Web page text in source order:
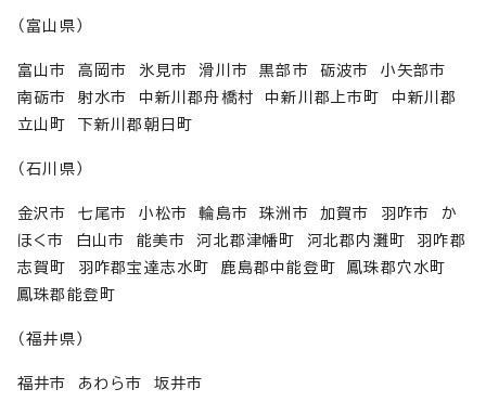
（富山県）
富山市 高岡市 氷見市 滑川市 黒部市 砺波市 小矢部市
南砺市 射水市 中新川郡舟橋村 中新川郡上市町 中新川郡
立山町 下新川郡朝日町
（石川県）
金沢市 七尾市 小松市 輪島市 珠洲市 加賀市 羽咋市 か
ほく市 白山市 能美市 河北郡津幡町 河北郡内灘町 羽咋郡
志賀町 羽咋郡宝達志水町 鹿島郡中能登町 鳳珠郡穴水町
鳳珠郡能登町
（福井県）
福井市 あわら市 坂井市